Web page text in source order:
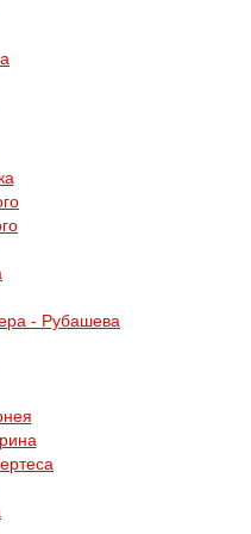
- Рубашева